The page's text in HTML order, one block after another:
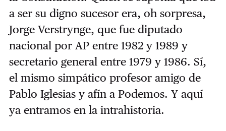
a ser su digno sucesor era, oh sorpresa,
Jorge Verstrynge, que fue diputado
nacional por AP entre 1982 y 1989 y
secretario general entre 1979 y 1986. Sí,
el mismo simpático profesor amigo de
Pablo Iglesias y afín a Podemos. Y aquí
ya entramos en la intrahistoria.